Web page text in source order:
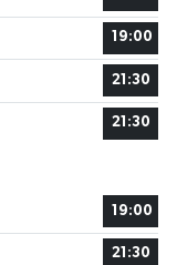
19:00
21:30
21:30
19:00
21:30